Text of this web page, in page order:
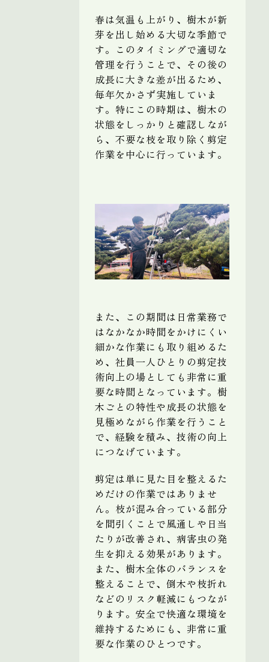
春は気温も上がり、樹木が新
芽を出し始める大切な季節で
す。このタイミングで適切な
管理を行うことで、その後の
成長に大きな差が出るため、
毎年欠かさず実施していま
す。特にこの時期は、樹木の
状態をしっかりと確認しなが
ら、不要な枝を取り除く剪定
作業を中心に行っています。
また、この期間は日常業務で
はなかなか時間をかけにくい
細かな作業にも取り組めるた
め、社員一人ひとりの剪定技
術向上の場としても非常に重
要な時間となっています。樹
木ごとの特性や成長の状態を
見極めながら作業を行うこと
で、経験を積み、技術の向上
につなげています。
剪定は単に見た目を整えるた
めだけの作業ではありませ
ん。枝が混み合っている部分
を間引くことで風通しや日当
たりが改善され、病害虫の発
生を抑える効果があります。
また、樹木全体のバランスを
整えることで、倒木や枝折れ
などのリスク軽減にもつなが
ります。安全で快適な環境を
維持するためにも、非常に重
要な作業のひとつです。